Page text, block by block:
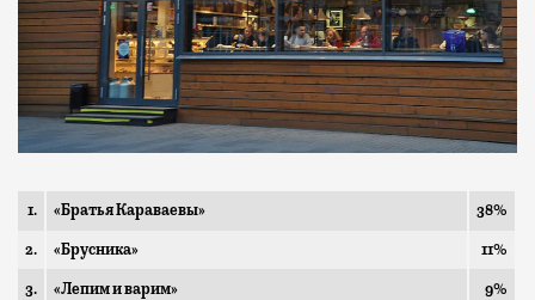
1. «Братья Караваевы» 38%
2. «Брусника» 11%
3. «Лепим и варим» 9%